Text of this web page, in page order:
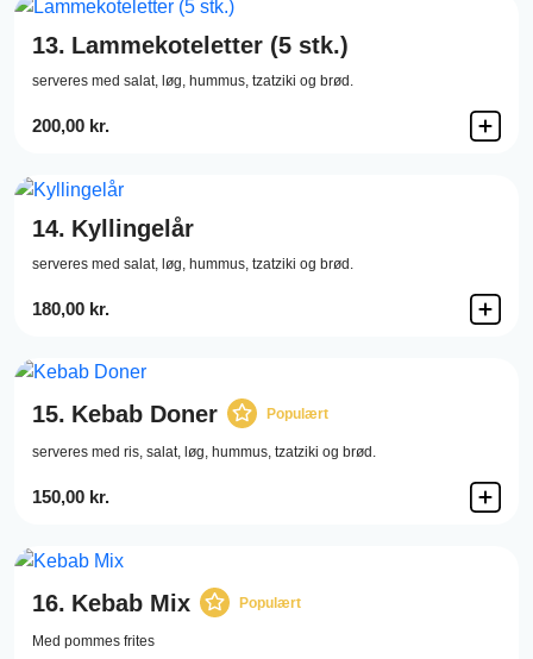
13. Lammekoteletter (5 stk.)
serveres med salat, løg, hummus, tzatziki og brød.
200,00 kr.
14. Kyllingelår
serveres med salat, løg, hummus, tzatziki og brød.
180,00 kr.
15. Kebab Doner Populært
serveres med ris, salat, løg, hummus, tzatziki og brød.
150,00 kr.
16. Kebab Mix Populært
Med pommes frites